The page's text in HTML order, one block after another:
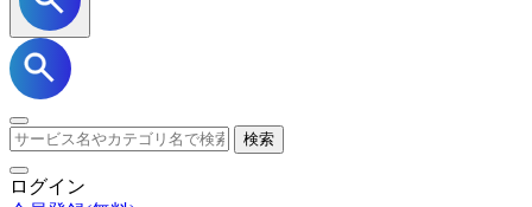
検索
ログイン